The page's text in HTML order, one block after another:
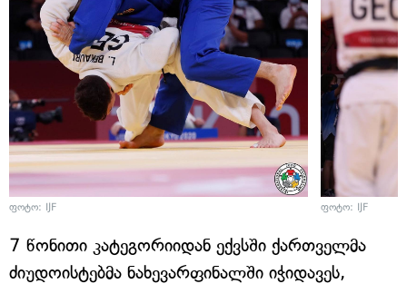
ფოტო: IJF ფოტო: IJF
7 წონითი კატეგორიიდან ექვსში ქართველმა
ძიუდოისტებმა ნახევარფინალში იჭიდავეს,